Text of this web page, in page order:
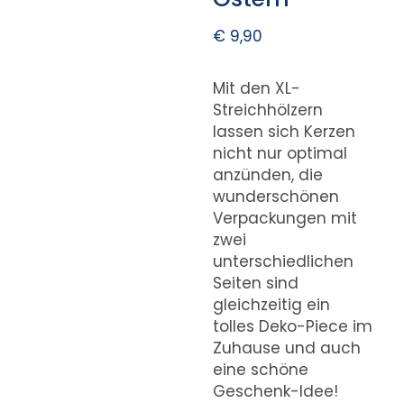
€9,90
Mit den XL-
Streichhölzern
lassen sich Kerzen
nicht nur optimal
anzünden, die
wunderschönen
Verpackungen mit
zwei
unterschiedlichen
Seiten sind
gleichzeitig ein
tolles Deko-Piece im
Zuhause und auch
eine schöne
Geschenk-Idee!